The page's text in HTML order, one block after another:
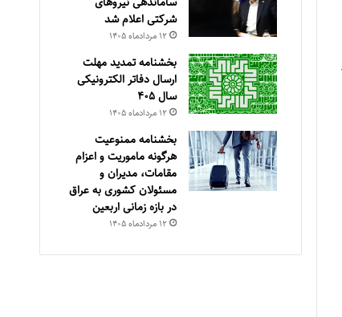
شرکتی اعلام شد
۱۲ مرداد‌ماه ۱۴۰۵
بخشنامه تمدید مهلت
ارسال دفاتر الکترونیکی
سال ۴۰۵
۱۲ مرداد‌ماه ۱۴۰۵
بخشنامه ممنوعیت
هرگونه ماموریت و اعزام
مقامات، مدیران و
مسئولان کشوری به عراق
در بازه زمانی اربعین
۱۲ مرداد‌ماه ۱۴۰۵